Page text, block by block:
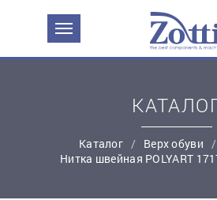
Каталог Верх обуви
Нитка швейная POLYART
ЗАДАТЬ ВОПРОС О ПРОДУКТЕ
Эл. почта:*